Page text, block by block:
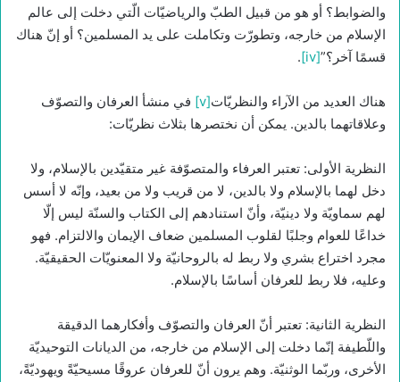
والضوابط؟ أو هو من قبيل الطبّ والرياضيّات الّتي دخلت إلى عالم
الإسلام من خارجه، وتطورّت وتكاملت على يد المسلمين؟ أو إنّ هناك
قسمًا آخر؟”[iv]
.
هناك العديد من الآراء والنظريّات[v]
في منشأ العرفان والتصوّف
وعلاقاتهما بالدين. يمكن أن نختصرها بثلاث نظريّات:
النظرية الأولى: تعتبر العرفاء والمتصوّفة غير متقيّدين بالإسلام، ولا
دخل لهما بالإسلام ولا بالدين، لا من قريب ولا من بعيد، وإنّه لا أسس
لهم سماويّة ولا دينيّة، وأنّ استنادهم إلى الكتاب والسنّة ليس إلّا
خداعًا للعوام وجلبًا لقلوب المسلمين ضعاف الإيمان والالتزام. فهو
مجرد اختراع بشري ولا ربط له بالروحانيّة ولا المعنويّات الحقيقيّة.
وعليه، فلا ربط للعرفان أساسًا بالإسلام.
النظرية الثانية: تعتبر أنّ العرفان والتصوّف وأفكارهما الدقيقة
واللّطيفة إنّما دخلت إلى الإسلام من خارجه، من الديانات التوحيديّة
الأخرى، وربّما الوثنيّة. وهم يرون أنّ للعرفان عروقًا مسيحيّةً ويهوديّةً،